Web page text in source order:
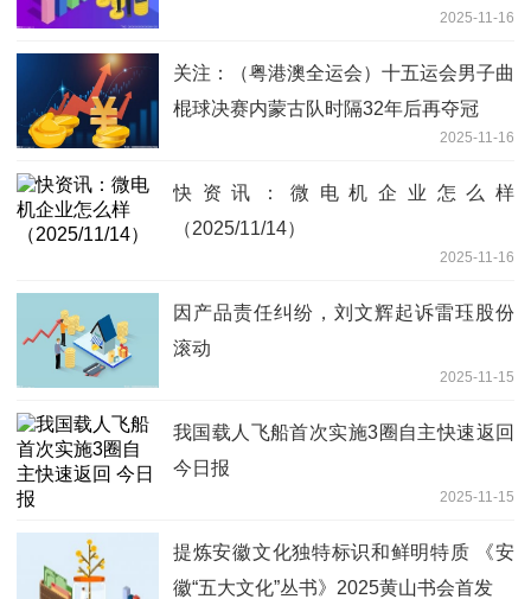
2025-11-16
关注：（粤港澳全运会）十五运会男子曲
棍球决赛内蒙古队时隔32年后再夺冠
2025-11-16
快资讯：微电机企业怎么样
（2025/11/14）
2025-11-16
因产品责任纠纷，刘文辉起诉雷珏股份
滚动
2025-11-15
我国载人飞船首次实施3圈自主快速返回
今日报
2025-11-15
提炼安徽文化独特标识和鲜明特质 《安
徽“五大文化”丛书》2025黄山书会首发